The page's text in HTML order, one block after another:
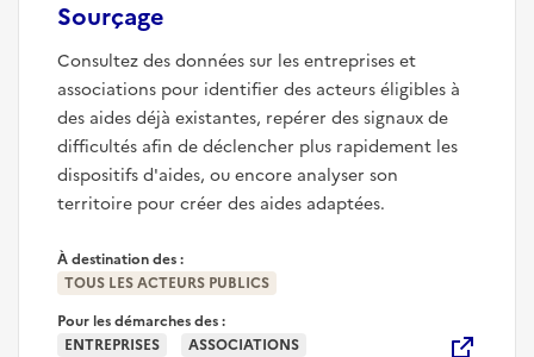
Sourçage
Consultez des données sur les entreprises et
associations pour identifier des acteurs éligibles à
des aides déjà existantes, repérer des signaux de
difficultés afin de déclencher plus rapidement les
dispositifs d'aides, ou encore analyser son
territoire pour créer des aides adaptées.
À destination des :
TOUS LES ACTEURS PUBLICS
Pour les démarches des :
ENTREPRISES
ASSOCIATIONS